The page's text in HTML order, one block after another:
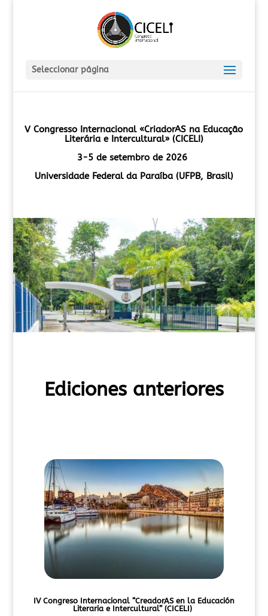
Seleccionar página
V Congresso Internacional «CriadorAS na Educação
Literária e Intercultural» (CICELI)
3-5 de setembro de 2026
Universidade Federal da Paraíba (UFPB, Brasil)
Ediciones anteriores
IV Congreso Internacional “CreadorAS en la Educación
Literaria e Intercultural” (CICELI)